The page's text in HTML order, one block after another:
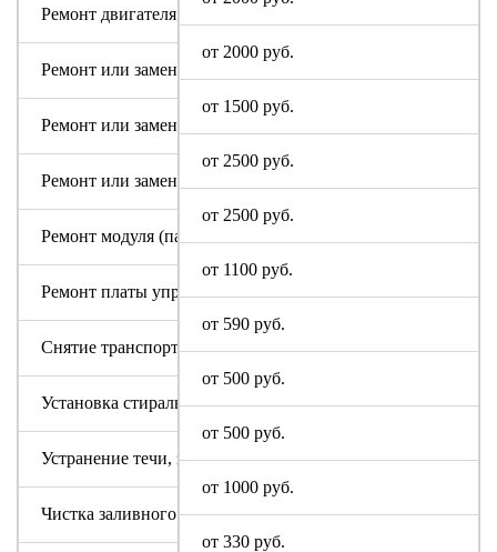
от 2000 руб.
от 1500 руб.
от 2500 руб.
от 2500 руб.
от 1100 руб.
от 590 руб.
от 500 руб.
от 500 руб.
от 1000 руб.
от 330 руб.
Ремонт двигателя машинки Sony
Ремонт или замена аквастопа
Ремонт или замена мотора
Ремонт или замена патрубка
Ремонт модуля (пайка, замена радиодеталей)
Ремонт платы управления или индикации
Снятие транспортировочных болтов
Установка стиральной машины Sony
Устранение течи, засора
Чистка заливного фильтра Сони